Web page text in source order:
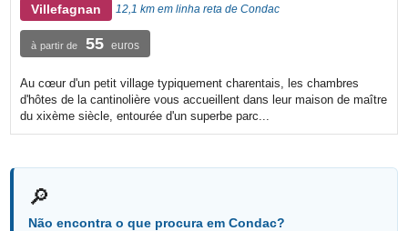
Villefagnan 12,1 km em linha reta de Condac
à partir de 55 euros
Au cœur d'un petit village typiquement charentais, les chambres
d'hôtes de la cantinolière vous accueillent dans leur maison de maître
du xixème siècle, entourée d'un superbe parc...
🔎
Não encontra o que procura em Condac?